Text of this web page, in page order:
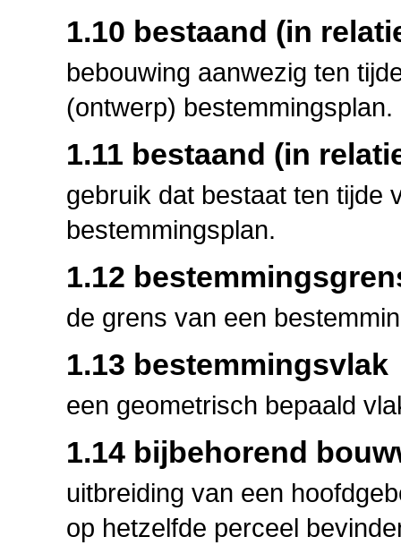
1.10 bestaand (in
bebouwing aanwezig ten
(ontwerp) bestemmingsplan.
1.11 bestaand (in
gebruik dat bestaat ten tijde
bestemmingsplan.
1.12
de grens van een
1.13 bestemmingsvlak
een geometrisch bepaald
1.14 bijbehorend
uitbreiding van een
op hetzelfde perceel